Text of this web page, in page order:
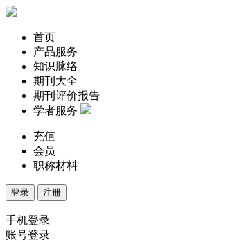
首页
产品服务
知识脉络
期刊大全
期刊评价报告
学者服务
充值
会员
职称材料
登录 注册
手机登录
账号登录